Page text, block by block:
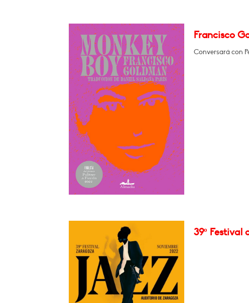
Francisco
Conversará con
39º Festival